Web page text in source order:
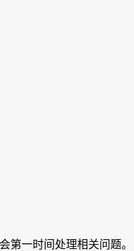
第一时间处理相关问题。